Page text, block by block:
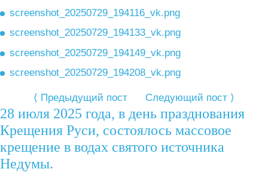
screenshot_20250729_194116_vk.png
screenshot_20250729_194133_vk.png
screenshot_20250729_194149_vk.png
screenshot_20250729_194208_vk.png
⟨ Предыдущий пост Следующий пост ⟩
28 июля 2025 года, в день празднования
Крещения Руси, состоялось массовое
крещение в водах святого источника
Недумы.